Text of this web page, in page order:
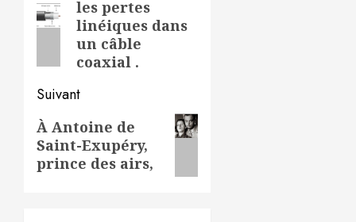
d’article
Article
précédent:
les pertes
linéiques dans
un câble
coaxial .
Suivant
Article
suivant:
À Antoine de
Saint-Exupéry,
prince des airs,